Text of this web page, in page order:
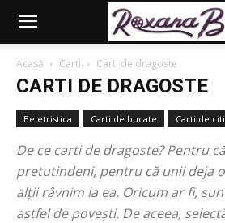
Acasă Carti Carti de dragoste
CARTI DE DRAGOSTE
Beletristica Carti de bucate Carti de
De ce carti de dragoste? Pentru
pretutindeni, pentru că unii deja
alții râvnim la ea. Oricum ar fi,
astfel de povești. De aceea,